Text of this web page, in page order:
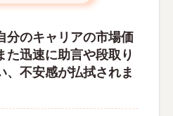
分のキャリアの市場価
た迅速に助言や段取り
、不安感が払拭されま